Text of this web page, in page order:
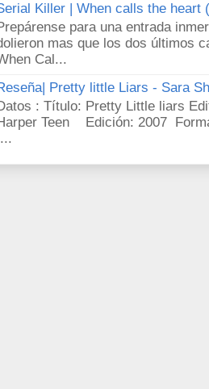
Killer | When calls the heart
para una entrada
mas que los dos últimos
Cal...
Pretty little Liars - Sara
: Título: Pretty Little liars
Teen Edición: 2007
...